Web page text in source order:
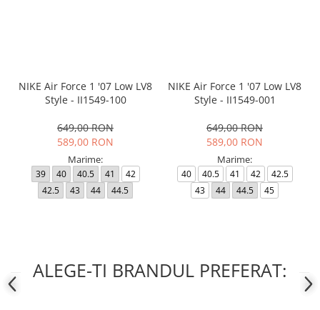
NIKE Air Force 1 '07 Low LV8
Style - II1549-100
649,00 RON
589,00 RON
Marime:
39 40 40.5 41
42
42.5
43 44 44.5
NIKE Air Force 1 '07 Low LV8
Style - II1549-001
649,00 RON
589,00 RON
Marime:
40 40.5 41 42
42.5
43
44 44.5 45
ALEGE-TI BRANDUL PREFERAT: